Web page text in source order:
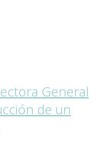
General
de un